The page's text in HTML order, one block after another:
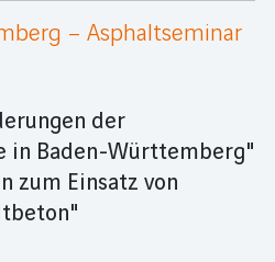
– Asphaltseminar
der
in Baden-Württemberg"
zum Einsatz von